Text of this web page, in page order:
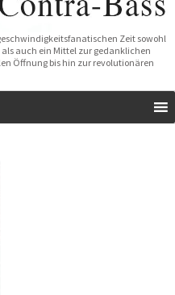
Zeit sowohl
auch ein Mittel zur gedanklichen
Öffnung bis hin zur revolutionären